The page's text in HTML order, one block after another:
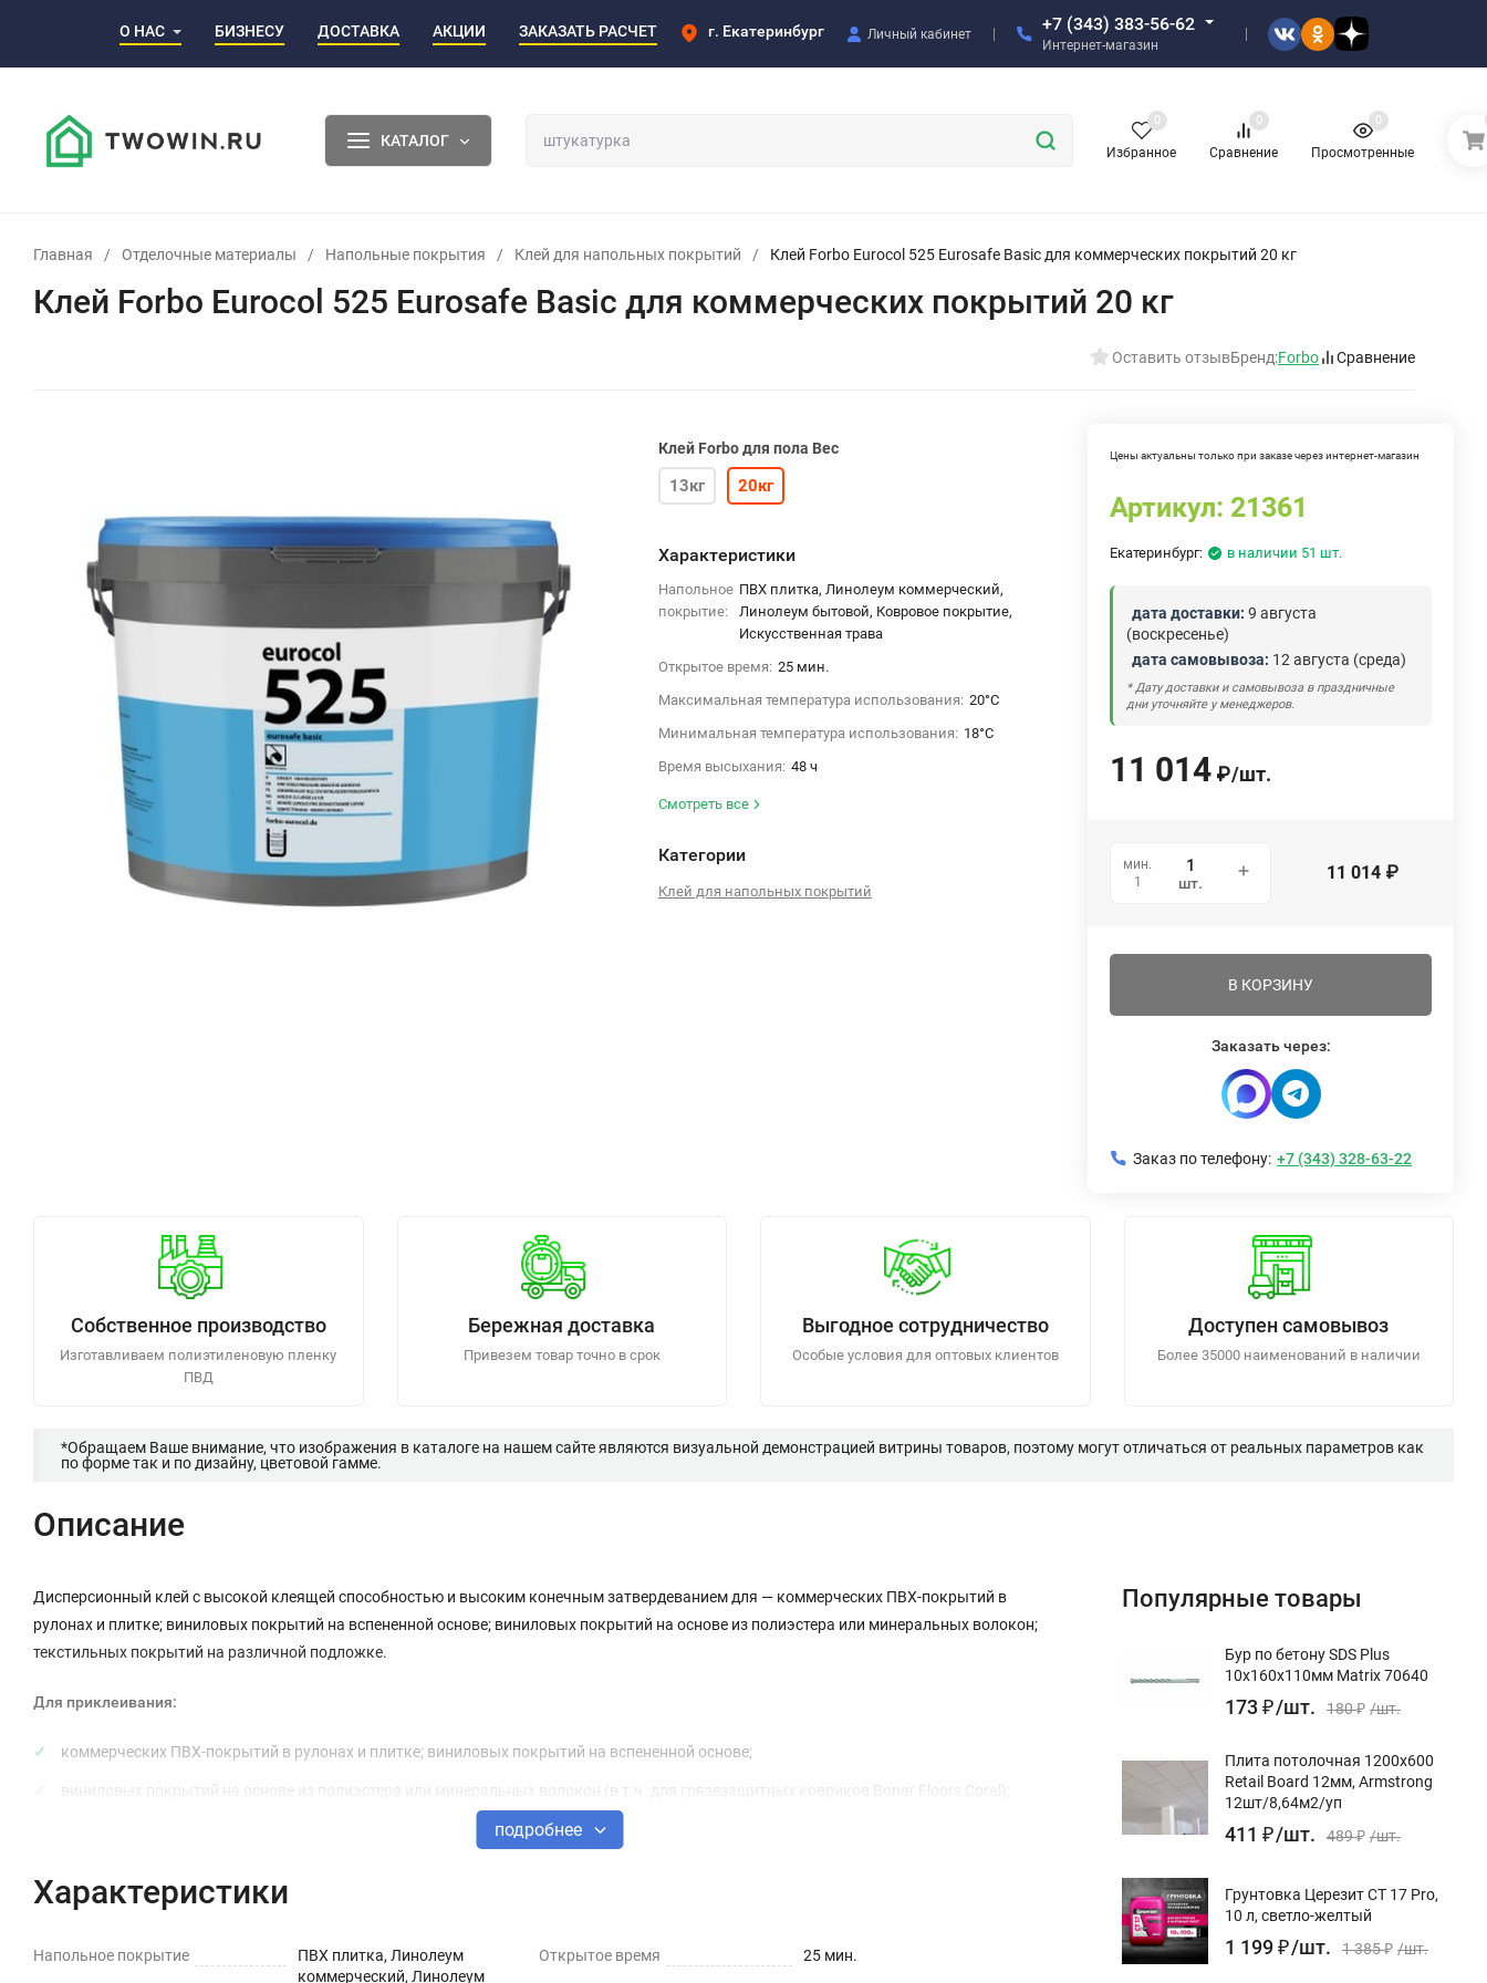
О НАС БИЗНЕСУ ДОСТАВКА АКЦИИ ЗАКАЗАТЬ РАСЧЕТ г. Екатеринбург Личный кабинет +7 (343) 383-56-62
Интернет-магазин
КАТАЛОГ
Избранное
0
Сравнение
0
Просмотренные
0
Главная / Отделочные материалы / Напольные покрытия / Клей для напольных покрытий / Клей Forbo Eurocol 525 Eurosafe Basic для коммерческих покрытий 20 кг
Клей Forbo Eurocol 525 Eurosafe Basic для коммерческих покрытий 20 кг
Оставить отзывБренд:Forbo Сравнение
Клей Forbo для пола Вес
13кг 20кг
Характеристики
Напольное
покрытие:
ПВХ плитка, Линолеум коммерческий,
Линолеум бытовой, Ковровое покрытие,
Искусственная трава
Открытое время: 25 мин.
Максимальная температура использования: 20°C
Минимальная температура использования: 18°C
Время высыхания: 48 ч
Смотреть все
Категории
Клей для напольных покрытий
Цены актуальны только при заказе через интернет-магазин
Артикул: 21361
Екатеринбург: в наличии 51 шт.
дата доставки: 9 августа
(воскресенье)
дата самовывоза: 12 августа (среда)
* Дату доставки и самовывоза в праздничные
дни уточняйте у менеджеров.
11 014 ₽/шт.
мин.
1
шт. 11 014 ₽
В КОРЗИНУ
Заказать через:
Заказ по телефону: +7 (343) 328-63-22
Собственное производство
Изготавливаем полиэтиленовую пленку
ПВД
Бережная доставка
Привезем товар точно в срок
Выгодное сотрудничество
Особые условия для оптовых клиентов
Доступен самовывоз
Более 35000 наименований в наличии
*Обращаем Ваше внимание, что изображения в каталоге на нашем сайте являются визуальной демонстрацией витрины товаров, поэтому могут отличаться от реальных параметров как
по форме так и по дизайну, цветовой гамме.
Описание
Дисперсионный клей с высокой клеящей способностью и высоким конечным затвердеванием для — коммерческих ПВХ-покрытий в
рулонах и плитке; виниловых покрытий на вспененной основе; виниловых покрытий на основе из полиэстера или минеральных волокон;
текстильных покрытий на различной подложке.
Для приклеивания:
коммерческих ПВХ-покрытий в рулонах и плитке; виниловых покрытий на вспененной основе;
виниловых покрытий на основе из полиэстера или минеральных волокон (в т.ч. для грязезащитных ковриков Bonar Floors Coral);
текстильных покрытий на различной подложке на впитывающие влагу (абсорбирующие) основания
Преимущества
твердый клеевой риф;
подробнее
Характеристики
Напольное покрытие
ПВХ плитка, Линолеум
коммерческий, Линолеум
Открытое время 25 мин.
Популярные товары
Бур по бетону SDS Plus
10x160х110мм Matrix 70640
173₽/шт. 180₽ /шт.
Плита потолочная 1200х600
Retail Board 12мм, Armstrong
12шт/8,64м2/уп
411 ₽/шт. 489₽ /шт.
Грунтовка Церезит CT 17 Pro,
10 л, светло-желтый
1 199₽/шт. 1 385₽ /шт.